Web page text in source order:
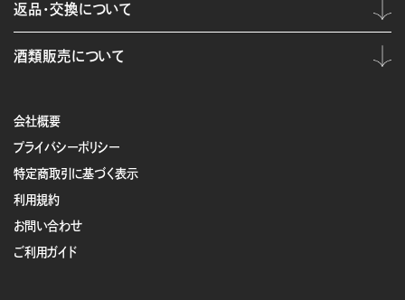
会社概要
プライバシーポリシー
特定商取引に基づく表示
利用規約
お問い合わせ
ご利用ガイド
返品・交換について
酒類販売について